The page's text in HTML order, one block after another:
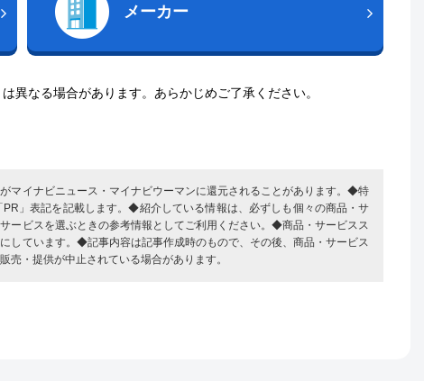
メーカー
異なる場合があります。あらかじめご了承ください。
マイナビニュース・マイナビウーマンに還元されることがあります。◆特
」表記を記載します。◆紹介している情報は、必ずしも個々の商品・サ
ービスを選ぶときの参考情報としてご利用ください。◆商品・サービスス
しています。◆記事内容は記事作成時のもので、その後、商品・サービス
・提供が中止されている場合があります。